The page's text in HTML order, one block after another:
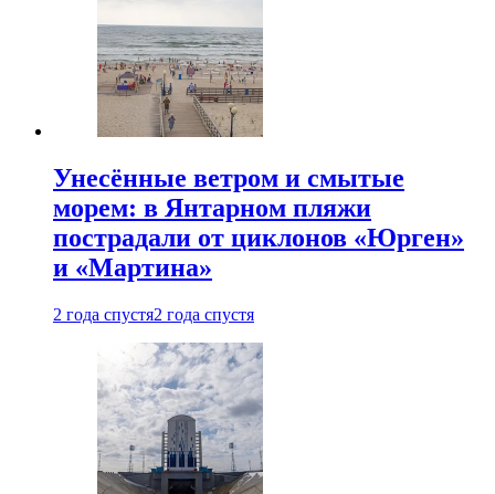
Унесённые ветром и смытые
морем: в Янтарном пляжи
пострадали от циклонов «Юрген»
и «Мартина»
2 года спустя2 года спустя